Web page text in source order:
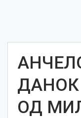
ДАНОК
ОД